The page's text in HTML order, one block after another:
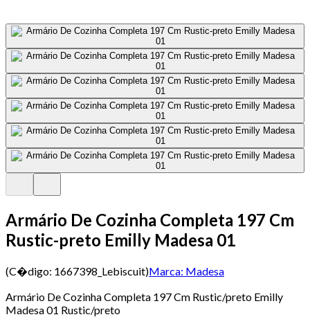
Armário De Cozinha Completa 197 Cm
Rustic-preto Emilly Madesa 01
(C�digo: 1667398_Lebiscuit)Marca: Madesa
Armário De Cozinha Completa 197 Cm Rustic/preto Emilly
Madesa 01 Rustic/preto